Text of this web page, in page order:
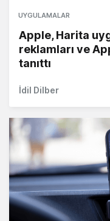
UYGULAMALAR
Apple, Harita
reklamları ve
tanıttı
İdil Dilber